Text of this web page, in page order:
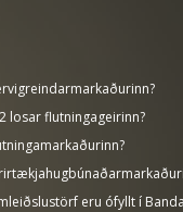
losar flutningageirinn?
eru ófyllt í